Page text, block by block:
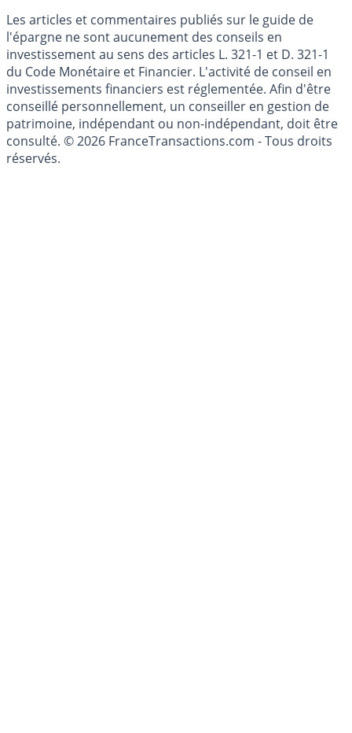
Les articles et commentaires publiés sur le guide de
l'épargne ne sont aucunement des conseils en
investissement au sens des articles L. 321-1 et D. 321-1
du Code Monétaire et Financier. L'activité de conseil en
investissements financiers est réglementée. Afin d'être
conseillé personnellement, un conseiller en gestion de
patrimoine, indépendant ou non-indépendant, doit être
consulté. © 2026 FranceTransactions.com - Tous droits
réservés.